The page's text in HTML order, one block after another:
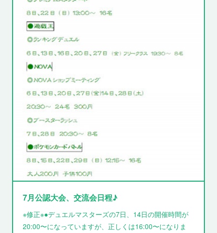
7月公認大会、交流会日程♪
※修正※●デュエルマスターズの7日、14日の開催時間が
20:00〜になっていますが、正しくは16:00〜になりま